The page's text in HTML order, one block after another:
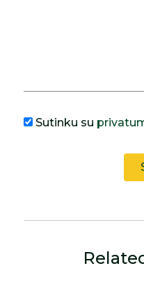
Sutinku su